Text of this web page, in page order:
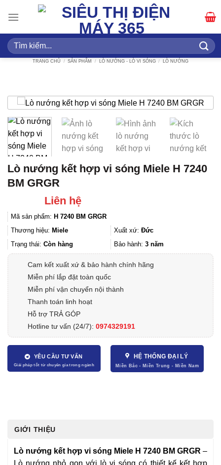
qua
dung
Tìm
kiếm:
TRANG CHỦ / SẢN PHẨM / LÒ NƯỚNG - LÒ VI SÓNG / LÒ NƯỚNG
Lò nướng kết hợp vi sóng Miele H 7240
BM GRGR
Liên hệ
Mã sản phẩm: H 7240 BM GRGR
Thương hiệu: Miele Xuất xứ: Đức
Trạng thái: Còn hàng Bảo hành: 3 năm
Cam kết xuất xứ & bảo hành chính hãng
Miễn phí lắp đặt toàn quốc
Miễn phí vận chuyển nội thành
Thanh toán linh hoạt
Hỗ trợ TRẢ GÓP
Hotline tư vấn (24/7): 0974329191
YÊU CẦU TƯ VẤN HỆ THỐNG ĐẠI LÝ
GIỚI THIỆU
Lò nướng kết hợp vi sóng Miele H 7240 BM GRGR –
Lò nướng nhỏ gọn với lò vi sóng có thiết kế kết hợp